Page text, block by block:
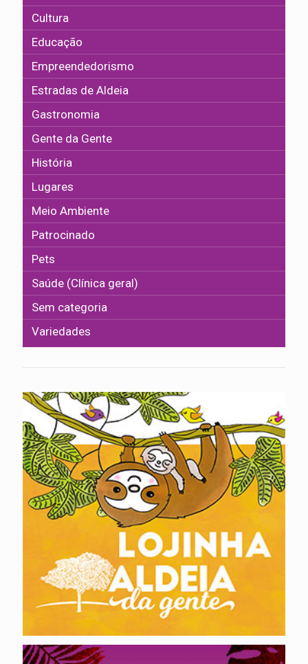
Cultura
Educação
Empreendedorismo
Estradas de Aldeia
Gastronomia
Gente da Gente
História
Lugares
Meio Ambiente
Patrocinado
Pets
Saúde (Clínica geral)
Sem categoria
Variedades